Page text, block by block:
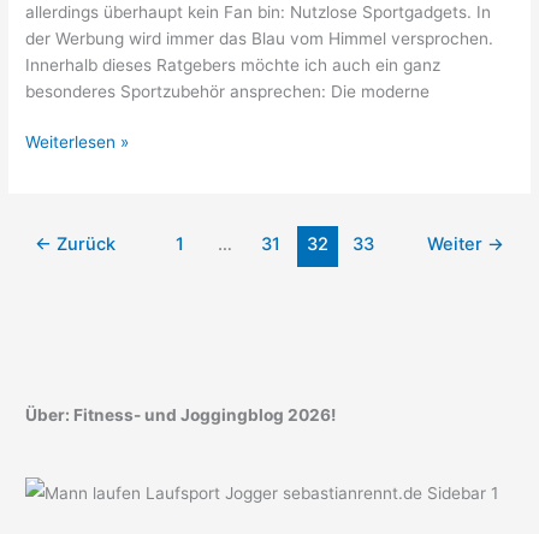
allerdings überhaupt kein Fan bin: Nutzlose Sportgadgets. In
der Werbung wird immer das Blau vom Himmel versprochen.
Innerhalb dieses Ratgebers möchte ich auch ein ganz
besonderes Sportzubehör ansprechen: Die moderne
Lohnt
Armband?
Weiterlesen »
← Zurück 1 … 31 32 33 Weiter →
Über: Fitness- und Joggingblog 2026!